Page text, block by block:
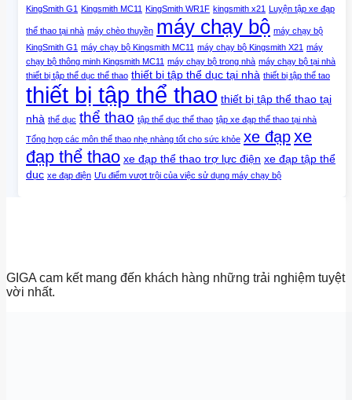
KingSmith G1 Kingsmith MC11 KingSmith WR1F kingsmith x21 Luyện tập xe đạp
thể thao tại nhà máy chèo thuyền máy chạy bộ máy chạy bộ
KingSmith G1 máy chạy bộ Kingsmith MC11 máy chạy bộ Kingsmith X21 máy
chạy bộ thông minh Kingsmith MC11 máy chạy bộ trong nhà máy chạy bộ tại nhà
thiết bị tập thể dục thể thao thiết bị tập thể dục tại nhà thiết bị tập thể tao
thiết bị tập thể thao thiết bị tập thể thao tại
nhà thể dục thể thao tập thể dục thể thao tập xe đạp thể thao tại nhà
Tổng hợp các môn thể thao nhẹ nhàng tốt cho sức khỏe xe đạpxe
đạp thể thao xe đạp thể thao trợ lực điện xe đạp tập thể
dục xe đạp điện Ưu điểm vượt trội của việc sử dụng máy chạy bộ
GIGA cam kết mang đến khách hàng những trải nghiệm tuyệt
vời nhất.